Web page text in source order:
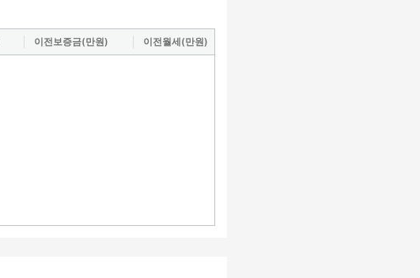
이전보증금(만원) 이전월세(만원)